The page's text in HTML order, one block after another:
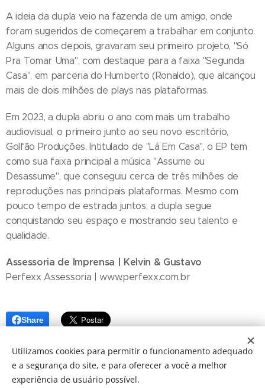
A ideia da dupla veio na fazenda de um amigo, onde
foram sugeridos de começarem a trabalhar em conjunto.
Alguns anos depois, gravaram seu primeiro projeto, "Só
Pra Tomar Uma", com destaque para a faixa "Segunda
Casa", em parceria do Humberto (Ronaldo), que alcançou
mais de dois milhões de plays nas plataformas.
Em 2023, a dupla abriu o ano com mais um trabalho
audiovisual, o primeiro junto ao seu novo escritório,
Golfão Produções. Intitulado de "Lá Em Casa", o EP tem
como sua faixa principal a música "Assume ou
Desassume", que conseguiu cerca de três milhões de
reproduções nas principais plataformas. Mesmo com
pouco tempo de estrada juntos, a dupla segue
conquistando seu espaço e mostrando seu talento e
qualidade.
Assessoria de Imprensa | Kelvin & Gustavo
Perfexx Assessoria | www.perfexx.com.br
Share
Utilizamos cookies para permitir o funcionamento adequado
e a segurança do site, e para oferecer a você a melhor
experiência de usuário possível.